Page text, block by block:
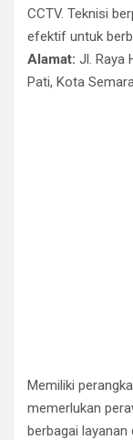
CCTV. Teknisi
efektif untuk
Alamat: Jl. Raya
Pati, Kota
Memiliki
memerlukan
berbagai